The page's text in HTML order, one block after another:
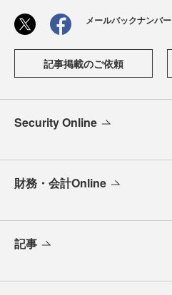
メールバックナンバー
記事掲載のご依頼
Security Online
財務・会計Online
記事